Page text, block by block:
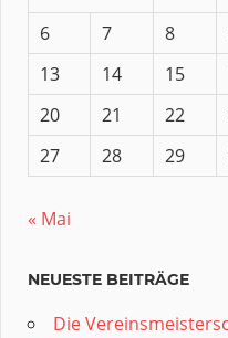
6
7 8
13
14 15
20
21 22
27
28 29
« Mai
NEUESTE BEITRÄGE
Die